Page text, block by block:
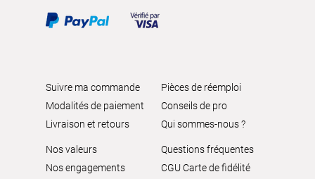
Suivre ma commande
Modalités de paiement
Livraison et retours
Pièces de réemploi
Conseils de pro
Qui sommes-nous ?
Nos valeurs
Nos engagements
Questions fréquentes
CGU Carte de fidélité